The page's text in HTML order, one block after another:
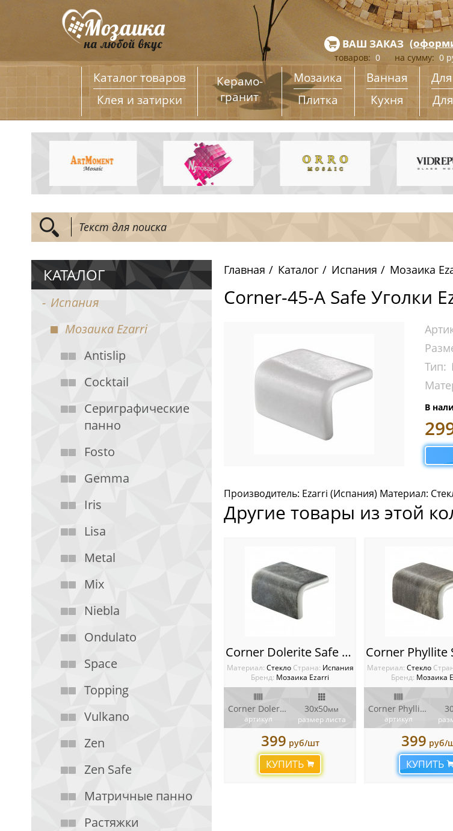
ВАШ ЗАКАЗ (
товаров: 0 на сумму: 0
Каталог товаров
Клея и затирки
Керамо­
гранит
Мозаика
Плитка
Ванная
Кухня
КАТАЛОГ
Испания
Мозаика Ezarri
Antislip
Cocktail
Cериграфические
панно
Fosto
Gemma
Iris
Lisa
Metal
Mix
Niebla
Ondulato
Space
Topping
Vulkano
Zen
Zen Safe
Матричные панно
Растяжки
Главная Каталог Испания Мозаика
Corner-45-A Safe Уголки
Тип:
В
Производитель: Ezarri (Испания) Материал:
Другие товары из этой
Corner Dolerite Safe Уголки Ezarri
Материал: Стекло Cтрана: Испания
Бренд: Мозаика Ezarri
Corner Dolerite Safe
артикул
30х50мм
размер листа
399 руб/шт
КУПИТЬ
Материал: Стекло
Бренд: Мозаика
Corner Phyllite Safe
артикул
399 руб/
КУПИТЬ